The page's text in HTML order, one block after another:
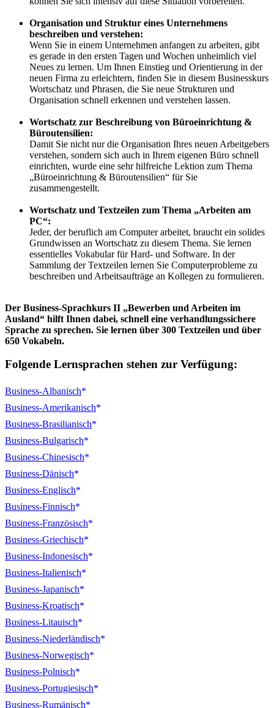
Organisation und Struktur eines Unternehmens
beschreiben und verstehen:
Wenn Sie in einem Unternehmen anfangen zu arbeiten, gibt
es gerade in den ersten Tagen und Wochen unheimlich viel
Neues zu lernen. Um Ihnen Einstieg und Orientierung in der
neuen Firma zu erleichtern, finden Sie in diesem Businesskurs
Wortschatz und Phrasen, die Sie neue Strukturen und
Organisation schnell erkennen und verstehen lassen.
Wortschatz zur Beschreibung von Büroeinrichtung &
Büroutensilien:
Damit Sie nicht nur die Organisation Ihres neuen Arbeitgebers
verstehen, sondern sich auch in Ihrem eigenen Büro schnell
einrichten, wurde eine sehr hilfreiche Lektion zum Thema
„Büroeinrichtung & Büroutensilien“ für Sie
zusammengestellt.
Wortschatz und Textzeilen zum Thema „Arbeiten am
PC“:
Jeder, der beruflich am Computer arbeitet, braucht ein solides
Grundwissen an Wortschatz zu diesem Thema. Sie lernen
essentielles Vokabular für Hard- und Software. In der
Sammlung der Textzeilen lernen Sie Computerprobleme zu
beschreiben und Arbeitsaufträge an Kollegen zu formulieren.
Der Business-Sprachkurs II „Bewerben und Arbeiten im
Ausland“ hilft Ihnen dabei, schnell eine verhandlungssichere
Sprache zu sprechen. Sie lernen über 300 Textzeilen und über
650 Vokabeln.
Folgende Lernsprachen stehen zur Verfügung:
Business-Albanisch
Business-Amerikanisch
Business-Brasilianisch
Business-Bulgarisch
Business-Chinesisch
Business-Dänisch
Business-Englisch
Business-Finnisch
Business-Französisch
Business-Griechisch
Business-Indonesisch
Business-Italienisch
Business-Japanisch
Business-Kroatisch
Business-Litauisch
Business-Niederländisch
Business-Norwegisch
Business-Polnisch
Business-Portugiesisch
Business-Rumänisch